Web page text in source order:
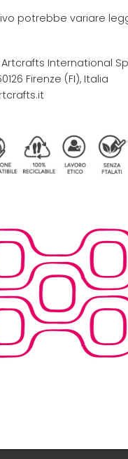
potrebbe variare
International
Firenze (FI), Italia